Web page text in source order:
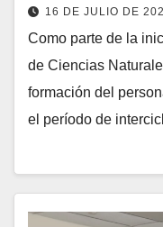
16 DE JULIO DE
Como parte de la
de Ciencias
formación del
el período de